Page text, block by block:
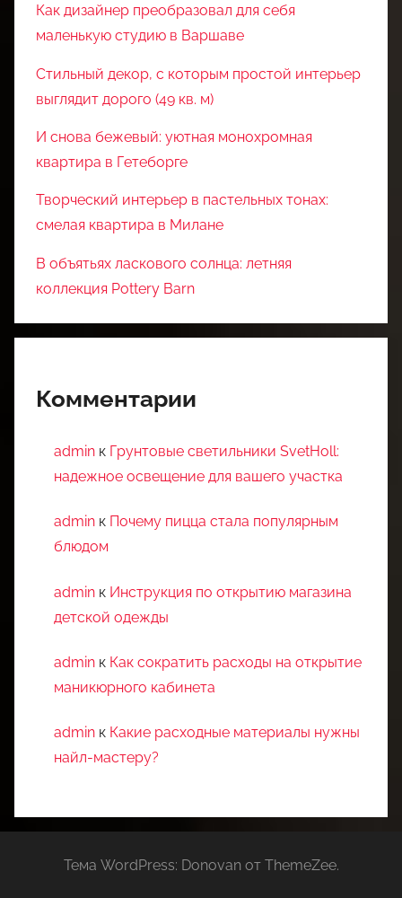
Как дизайнер преобразовал для себя
маленькую студию в Варшаве
Стильный декор, с которым простой интерьер
выглядит дорого (49 кв. м)
И снова бежевый: уютная монохромная
квартира в Гетеборге
Творческий интерьер в пастельных тонах:
смелая квартира в Милане
В объятьях ласкового солнца: летняя
коллекция Pottery Barn
Комментарии
admin к Грунтовые светильники SvetHoll:
надежное освещение для вашего участка
admin к Почему пицца стала популярным
блюдом
admin к Инструкция по открытию магазина
детской одежды
admin к Как сократить расходы на открытие
маникюрного кабинета
admin к Какие расходные материалы нужны
найл-мастеру?
Тема WordPress: Donovan от ThemeZee.